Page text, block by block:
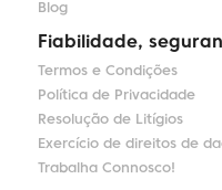
Blog
Fiabilidade,
Termos e Condições
Política de Privacidade
Resolução de Litígios
Exercício de direitos de
Trabalha Connosco!